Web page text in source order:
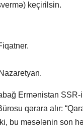
keçirilsin.
Ermənistan
qərara alır:
ki, bu məsələnin son